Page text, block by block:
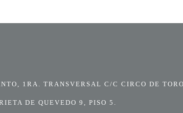
1RA. TRANSVERSAL C/C CIRCO DE
DE QUEVEDO 9, PISO 5.